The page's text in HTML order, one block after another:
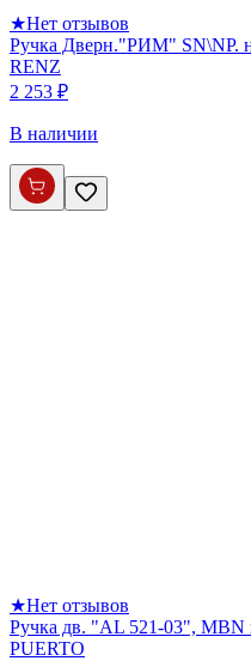
★Нет отзывов
Ручка Дверн."РИМ" SN\NP.
RENZ
2 253 ₽
В наличии
★Нет отзывов
Ручка дв. "AL 521-03",
PUERTO